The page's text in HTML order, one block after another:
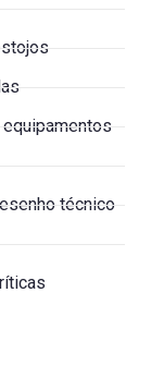
técnico